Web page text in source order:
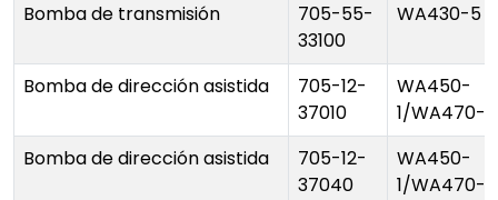
Bomba de transmisión
705-55-
33100
WA430-5
Bomba de dirección asistida
705-12-
37010
WA450-
1/WA470-1
Bomba de dirección asistida
705-12-
37040
WA450-
1/WA470-1